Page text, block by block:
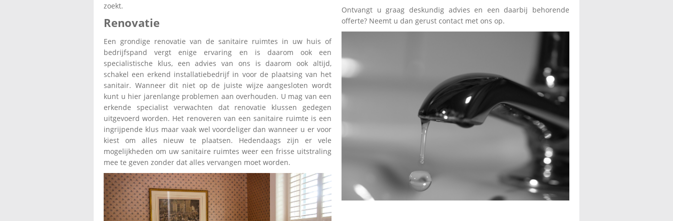
zoekt.
Renovatie
Een grondige renovatie van de sanitaire ruimtes in uw huis of
bedrijfspand vergt enige ervaring en is daarom ook een
specialistische klus, een advies van ons is daarom ook altijd,
schakel een erkend installatiebedrijf in voor de plaatsing van het
sanitair. Wanneer dit niet op de juiste wijze aangesloten wordt
kunt u hier jarenlange problemen aan overhouden. U mag van een
erkende specialist verwachten dat renovatie klussen gedegen
uitgevoerd worden. Het renoveren van een sanitaire ruimte is een
ingrijpende klus maar vaak wel voordeliger dan wanneer u er voor
kiest om alles nieuw te plaatsen. Hedendaags zijn er vele
mogelijkheden om uw sanitaire ruimtes weer een frisse uitstraling
mee te geven zonder dat alles vervangen moet worden.
Ontvangt u graag deskundig advies en een daarbij behorende
offerte? Neemt u dan gerust contact met ons op.